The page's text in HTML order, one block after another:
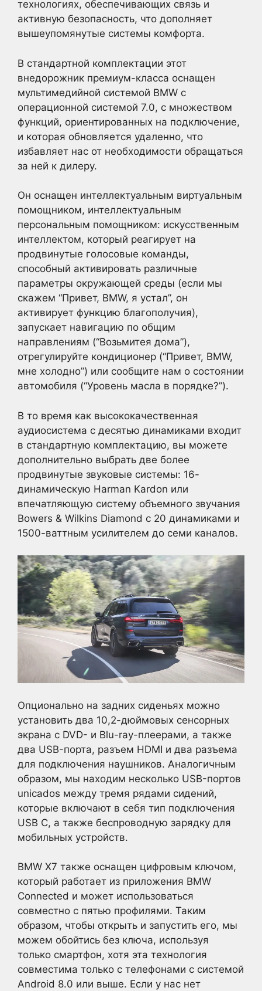
технологиях, обеспечивающих связь и
активную безопасность, что дополняет
вышеупомянутые системы комфорта.
В стандартной комплектации этот
внедорожник премиум-класса оснащен
мультимедийной системой BMW с
операционной системой 7.0, с множеством
функций, ориентированных на подключение,
и которая обновляется удаленно, что
избавляет нас от необходимости обращаться
за ней к дилеру.
Он оснащен интеллектуальным виртуальным
помощником, интеллектуальным
персональным помощником: искусственным
интеллектом, который реагирует на
продвинутые голосовые команды,
способный активировать различные
параметры окружающей среды (если мы
скажем “Привет, BMW, я устал”, он
активирует функцию благополучия),
запускает навигацию по общим
направлениям (“Возьмитея дома”),
отрегулируйте кондиционер (“Привет, BMW,
мне холодно”) или сообщите нам о состоянии
автомобиля (“Уровень масла в порядке?”).
В то время как высококачественная
аудиосистема с десятью динамиками входит
в стандартную комплектацию, вы можете
дополнительно выбрать две более
продвинутые звуковые системы: 16-
динамическую Harman Kardon или
впечатляющую систему объемного звучания
Bowers & Wilkins Diamond с 20 динамиками и
1500-ваттным усилителем до семи каналов.
Опционально на задних сиденьях можно
установить два 10,2-дюймовых сенсорных
экрана с DVD- и Blu-ray-плеерами, а также
два USB-порта, разъем HDMI и два разъема
для подключения наушников. Аналогичным
образом, мы находим несколько USB-портов
unicados между тремя рядами сидений,
которые включают в себя тип подключения
USB C, а также беспроводную зарядку для
мобильных устройств.
BMW X7 также оснащен цифровым ключом,
который работает из приложения BMW
Connected и может использоваться
совместно с пятью профилями. Таким
образом, чтобы открыть и запустить его, мы
можем обойтись без ключа, используя
только смартфон, хотя эта технология
совместима только с телефонами с системой
Android 8.0 или выше. Если у нас нет